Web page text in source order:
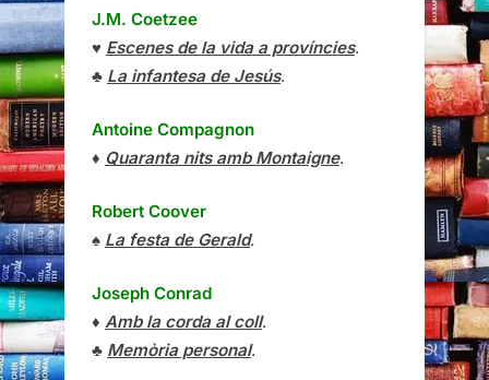
J.M. Coetzee
♥ Escenes de la vida a províncies.
♣ La infantesa de Jesús.
Antoine Compagnon
♦ Quaranta nits amb Montaigne.
Robert Coover
♠ La festa de Gerald.
Joseph Conrad
♦ Amb la corda al coll.
♣ Memòria personal.